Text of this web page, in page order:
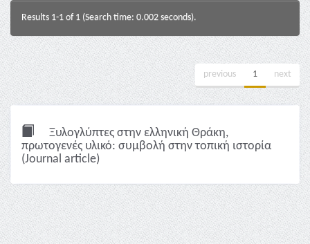
Results 1-1 of 1 (Search time: 0.002 seconds).
previous 1 next
Ξυλογλύπτες στην ελληνική Θράκη,
πρωτογενές υλικό: συμβολή στην τοπική ιστορία
(Journal article)